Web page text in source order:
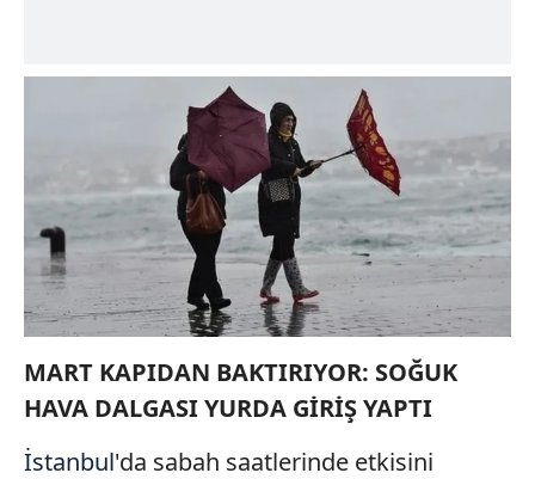
MART KAPIDAN BAKTIRIYOR: SOĞUK
HAVA DALGASI YURDA GİRİŞ YAPTI
İstanbul'da sabah saatlerinde etkisini